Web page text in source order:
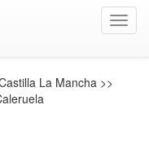
La Mancha >>